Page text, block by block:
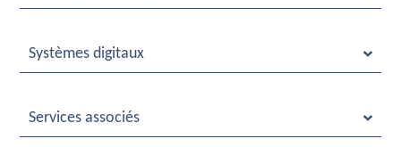
Systèmes digitaux
Services associés